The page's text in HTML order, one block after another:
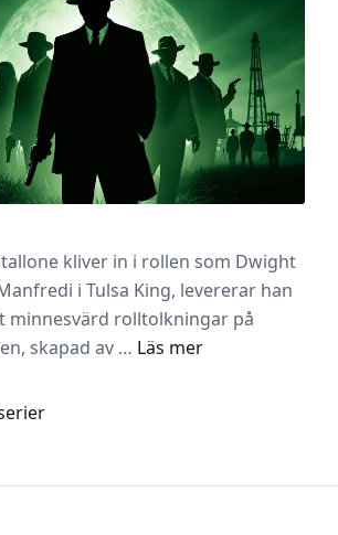
kliver in i rollen som Dwight
i Tulsa King, levererar han
minnesvärd rolltolkningar på
skapad av … Läs mer